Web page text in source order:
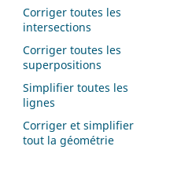
Corriger toutes les
intersections
Corriger toutes les
superpositions
Simplifier toutes les
lignes
Corriger et simplifier
tout la géométrie